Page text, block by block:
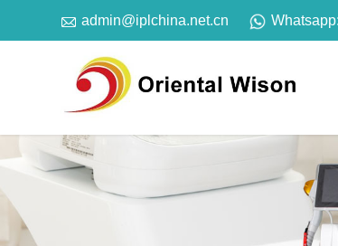
 admin@iplchina.net.cn